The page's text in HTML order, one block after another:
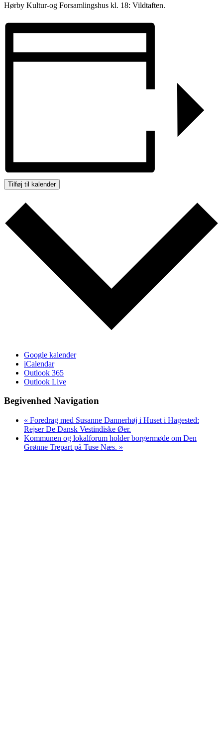
Hørby Kultur-og Forsamlingshus kl. 18: Vildtaften.
Tilføj til kalender
Google kalender
iCalendar
Outlook 365
Outlook Live
Begivenhed Navigation
« Foredrag med Susanne Dannerhøj i Huset i Hagested:
Rejser De Dansk Vestindiske Øer.
Kommunen og lokalforum holder borgermøde om Den
Grønne Trepart på Tuse Næs. »